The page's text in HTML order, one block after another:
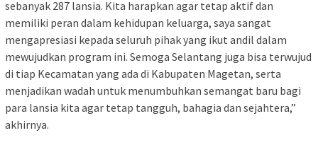
sebanyak 287 lansia. Kita harapkan agar tetap aktif dan
memiliki peran dalam kehidupan keluarga, saya sangat
mengapresiasi kepada seluruh pihak yang ikut andil dalam
mewujudkan program ini. Semoga Selantang juga bisa terwujud
di tiap Kecamatan yang ada di Kabupaten Magetan, serta
menjadikan wadah untuk menumbuhkan semangat baru bagi
para lansia kita agar tetap tangguh, bahagia dan sejahtera,”
akhirnya.